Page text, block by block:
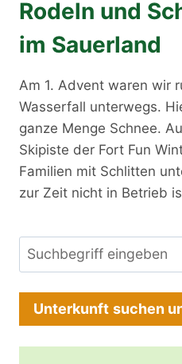
Rodeln und
im Sauerland
Am 1. Advent waren wir
Wasserfall unterwegs.
ganze Menge Schnee.
Skipiste der Fort Fun
Familien mit Schlitten
zur Zeit nicht in Betrieb
Suchen
Unterkunft suchen